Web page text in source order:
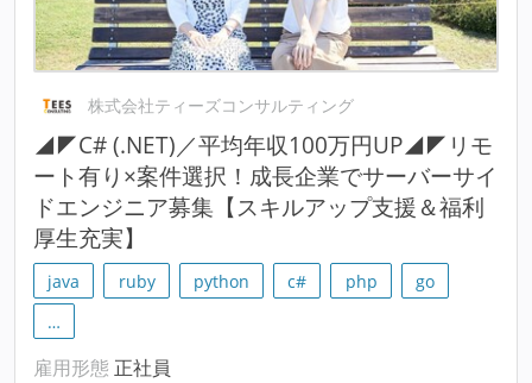
株式会社ティーズコンサルティング
◢◤C# (.NET)／平均年収100万円UP◢◤リモ
ート有り×案件選択！成長企業でサーバーサイ
ドエンジニア募集【スキルアップ支援＆福利
厚生充実】
java ruby python c# php
go
…
雇用形態 正社員